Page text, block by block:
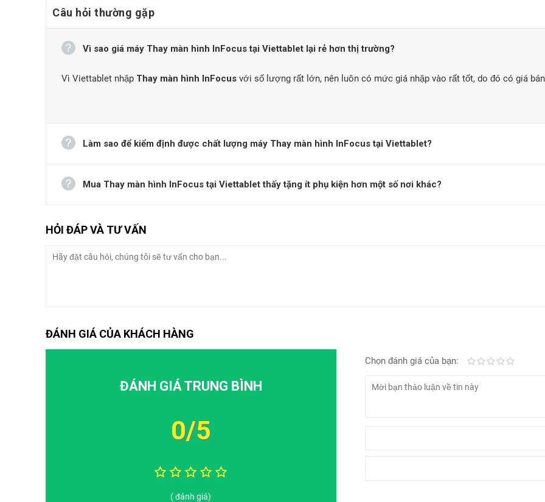
Câu hỏi thường gặp
Vì sao giá máy Thay màn hình InFocus tại Viettablet lại rẻ hơn thị trường?
Vì Viettablet nhập Thay màn hình InFocus với số lượng rất lớn, nên luôn có mức giá nhập vào rất tốt, do đó có giá
Làm sao để kiểm định được chất lượng máy Thay màn hình InFocus tại Viettablet?
Mua Thay màn hình InFocus tại Viettablet thấy tặng ít phụ kiện hơn một số nơi khác?
HỎI ĐÁP VÀ TƯ VẤN
ĐÁNH GIÁ CỦA KHÁCH HÀNG
ĐÁNH GIÁ TRUNG BÌNH
0/5
( đánh giá)
Chọn đánh giá của bạn: Rất tốt
Trung bình
Fair
Kém